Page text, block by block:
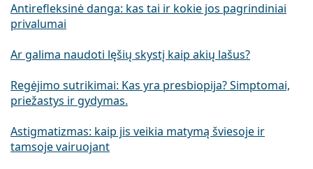
Antirefleksinė danga: kas tai ir kokie jos pagrindiniai
privalumai
Ar galima naudoti lęšių skystį kaip akių lašus?
Regėjimo sutrikimai: Kas yra presbiopija? Simptomai,
priežastys ir gydymas.
Astigmatizmas: kaip jis veikia matymą šviesoje ir
tamsoje vairuojant